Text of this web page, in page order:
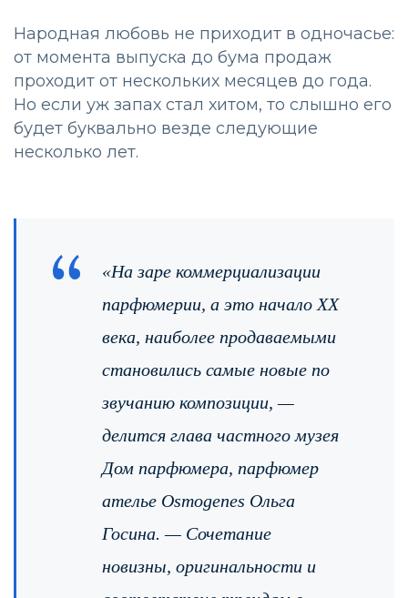
Народная любовь не приходит в одночасье:
от момента выпуска до бума продаж
проходит от нескольких месяцев до года.
Но если уж запах стал хитом, то слышно его
будет буквально везде следующие
несколько лет.
«На заре коммерциализации
парфюмерии, а это начало XX
века, наиболее продаваемыми
становились самые новые по
звучанию композиции, —
делится глава частного музея
Дом парфюмера, парфюмер
ателье Osmogenes Ольга
Госина. — Сочетание
новизны, оригинальности и